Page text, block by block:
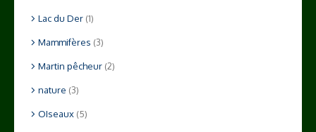
Lac du Der (1)
Mammifères (3)
Martin pêcheur (2)
nature (3)
OIseaux (5)